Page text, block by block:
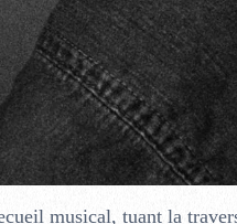
musical, tuant la